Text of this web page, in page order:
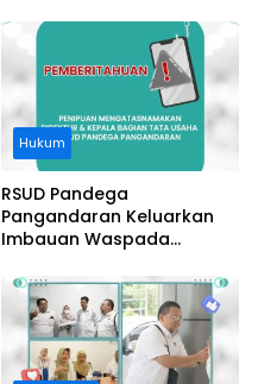
Hukum
RSUD Pandega
Pangandaran Keluarkan
Imbauan Waspada